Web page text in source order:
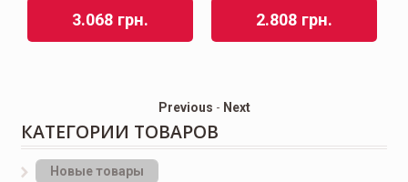
3.068 грн. 2.808 грн.
Previous - Next
КАТЕГОРИИ ТОВАРОВ
Новые товары